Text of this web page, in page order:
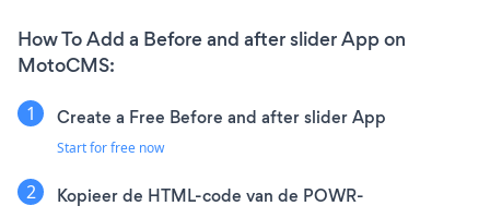
How To Add a Before and after slider App on
MotoCMS:
Create a Free Before and after slider App
Start for free now
Kopieer de HTML-code van de POWR-